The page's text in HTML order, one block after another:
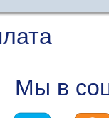
Мы в